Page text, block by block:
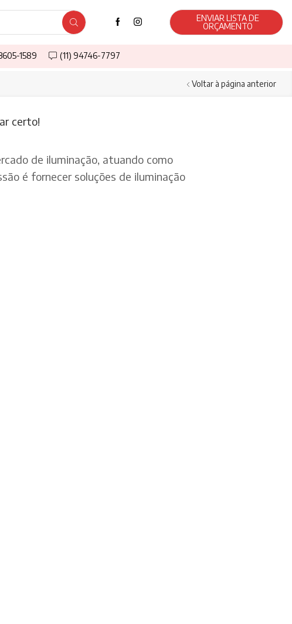
ENVIAR LISTA DE
ORÇAMENTO
1589 (11) 94746-7797
Voltar à página anterior
certo!
de iluminação, atuando como
é fornecer soluções de iluminação